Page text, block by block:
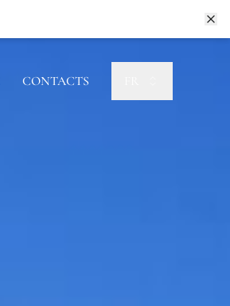
CONTACTS